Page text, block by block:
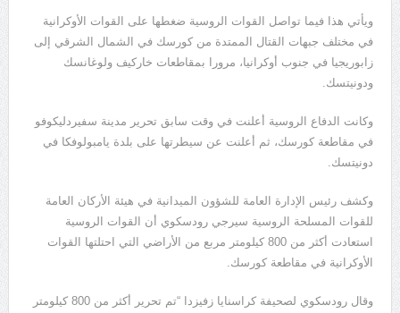
ويأتي هذا فيما تواصل القوات الروسية ضغطها على القوات الأوكرانية
في مختلف جبهات القتال الممتدة من كورسك في الشمال الشرقي إلى
زابوريجيا في جنوب أوكرانيا، مرورا بمقاطعات خاركيف ولوغانسك
ودونيتسك.
وكانت الدفاع الروسية أعلنت في وقت سابق تحرير مدينة سفيردليكوفو
في مقاطعة كورسك، ثم أعلنت عن سيطرتها على بلدة يامبولوفكا في
دونيتسك.
وكشف رئيس الإدارة العامة للشؤون الميدانية في هيئة الأركان العامة
للقوات المسلحة الروسية سيرجي رودسكوي أن القوات الروسية
استعادت أكثر من 800 كيلومتر مربع من الأراضي التي احتلتها القوات
الأوكرانية في مقاطعة كورسك.
وقال رودسكوي لصحيفة كراسنايا زفيزدا “تم تحرير أكثر من 800 كيلومتر